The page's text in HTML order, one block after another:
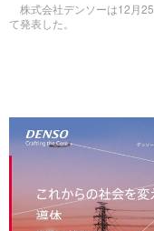
株式会社デンソーは12月
て発表した。